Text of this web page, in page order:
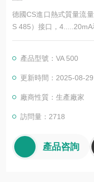
德國CS進口熱式質量流
S 485）接口，4.....20mA
產品型號：VA 500
更新時間：2025-08-29
廠商性質：生產廠家
訪問量：2718
產品咨詢